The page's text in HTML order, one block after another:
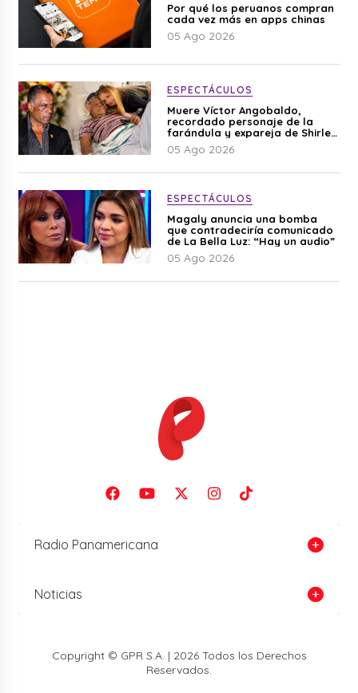
Por qué los peruanos compran
cada vez más en apps chinas
05 Ago 2026
ESPECTÁCULOS
Muere Víctor Angobaldo,
recordado personaje de la
farándula y expareja de Shirley
Cherres
05 Ago 2026
ESPECTÁCULOS
Magaly anuncia una bomba
que contradeciría comunicado
de La Bella Luz: “Hay un audio”
05 Ago 2026
Radio Panamericana
Noticias
Copyright © GPR S.A. | 2026 Todos los Derechos
Reservados.